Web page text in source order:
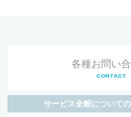
各種お問い
CONTACT
サービス全般について